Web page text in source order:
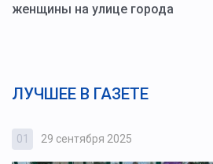
женщины на улице города
ЛУЧШЕЕ В ГАЗЕТЕ
01 29 сентября 2025